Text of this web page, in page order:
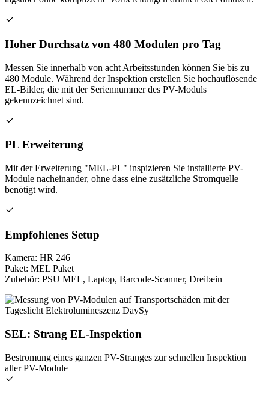
Hoher Durchsatz von 480 Modulen pro Tag
Messen Sie innerhalb von acht Arbeitsstunden können Sie bis zu
480 Module. Während der Inspektion erstellen Sie hochauflösende
EL-Bilder, die mit der Seriennummer des PV-Moduls
gekennzeichnet sind.
PL Erweiterung
Mit der Erweiterung "MEL-PL" inspizieren Sie installierte PV-
Module nacheinander, ohne dass eine zusätzliche Stromquelle
benötigt wird.
Empfohlenes Setup
Kamera: HR 246
Paket: MEL Paket
Zubehör: PSU MEL, Laptop, Barcode-Scanner, Dreibein
SEL: Strang EL-Inspektion
Bestromung eines ganzen PV-Stranges zur schnellen Inspektion
aller PV-Module